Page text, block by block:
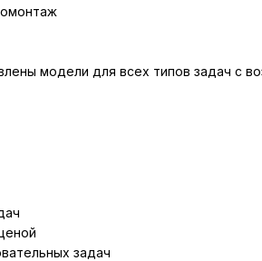
модели для всех типов задач с
задач